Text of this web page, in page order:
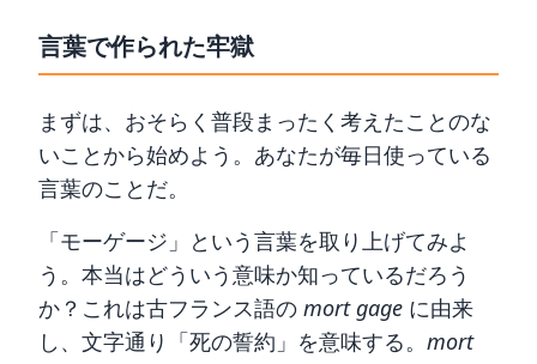
言葉で作られた牢獄
まずは、おそらく普段まったく考えたことのな
いことから始めよう。あなたが毎日使っている
言葉のことだ。
「モーゲージ」という言葉を取り上げてみよ
う。本当はどういう意味か知っているだろう
か？これは古フランス語の mort gage に由来
し、文字通り「死の誓約」を意味する。 mort